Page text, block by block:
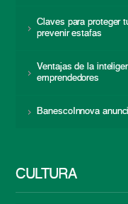
Claves para proteger
prevenir estafas
Ventajas de la
emprendedores
BanescoInnova
CULTURA